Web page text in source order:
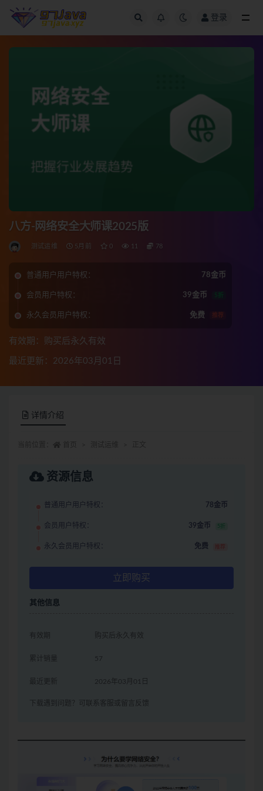
登录
八方-网络安全大师课2025版
测试运维 5月前 0 11 78
普通用户用户特权： 78金币
会员用户特权： 39金币 5折
永久会员用户特权： 免费 推荐
有效期：购买后永久有效
最近更新：2026年03月01日
详情介绍
资源信息
普通用户用户特权： 78金币
会员用户特权： 39金币 5折
永久会员用户特权： 免费 推荐
立即购买
其他信息
有效期 购买后永久有效
累计销量 57
最近更新 2026年03月01日
下载遇到问题？可联系客服或留言反馈